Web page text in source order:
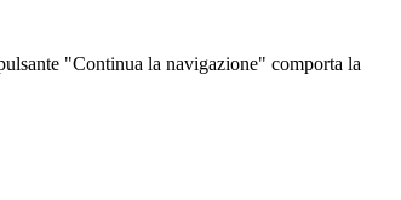
"Continua la navigazione" comporta la